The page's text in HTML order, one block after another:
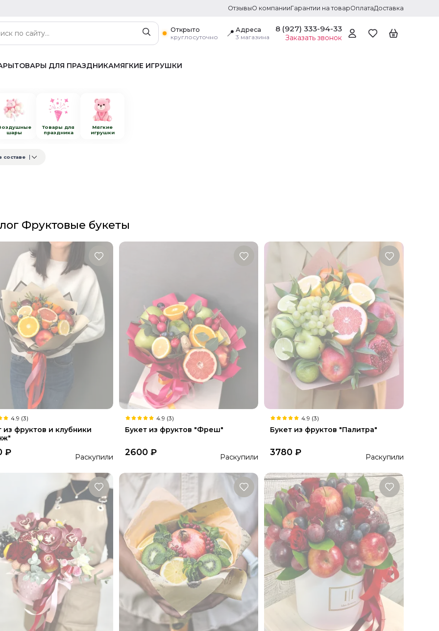
ОтзывыО компанииГарантии на товарОплатаДоставка
Открыто
круглосуточно
📍 Адреса
3 магазина
8 (927) 333-94-33
Заказать звонок
ТОВАРЫ ДЛЯ ПРАЗДНИКАМЯГКИЕ ИГРУШКИ
шары
Товары для
праздника
Мягкие
игрушки
составе
Фруктовые букеты
4.9 (3)
из фруктов и клубники
₽ Раскупили
4.9 (3)
Букет из фруктов "Фреш"
2600 ₽ Раскупили
4.9 (3)
Букет из фруктов "Палитра"
3780 ₽ Раскупили